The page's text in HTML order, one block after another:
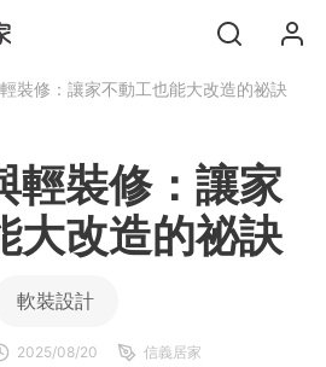
裝修：讓家不動工也能大改造的祕訣
輕裝修：讓家
大改造的祕訣
軟裝設計
2025/08/20 信義居家